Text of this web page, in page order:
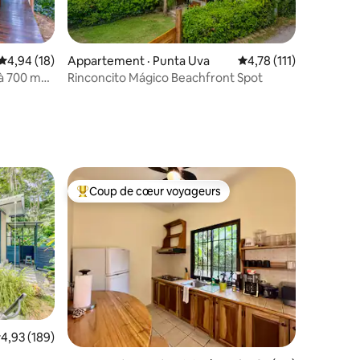
moyenne de 4,94 sur 5, 18 commentaires
4,94 (18)
700 m
Appartement · Punta Uva Note moyenne de
4,78 (111)
Rinconcito Mágico Beachfront Spot
moyenne de 4,93 sur 5, 189 commentaires
4,93 (189)
Coup de cœur voyageurs parmi les plus aimés
Coup de cœur voyageurs